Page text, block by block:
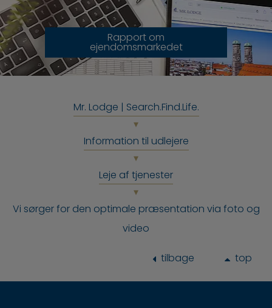
Rapport om
ejendomsmarkedet
Mr. Lodge | Search.Find.Life.
Information til udlejere
Leje af tjenester
Vi sørger for den optimale præsentation via foto og
video
tilbage top